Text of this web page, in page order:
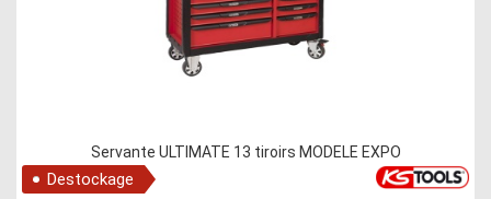
Servante ULTIMATE 13 tiroirs MODELE EXPO
Destockage